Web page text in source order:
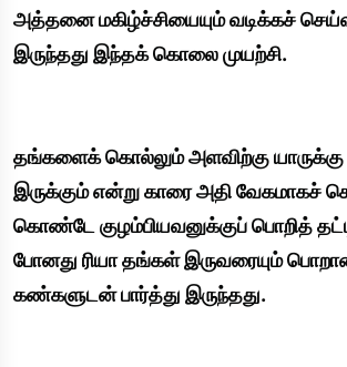
அத்தனை மகிழ்ச்சியையும் வடிக்கச்
இருந்தது இந்தக் கொலை முயற்சி.
தங்களைக் கொல்லும் அளவிற்கு
இருக்கும் என்று காரை அதி வேகமாகச்
கொண்டே குழம்பியவனுக்குப் பொறித்
போனது ரியா தங்கள் இருவரையும்
கண்களுடன் பார்த்து இருந்தது.